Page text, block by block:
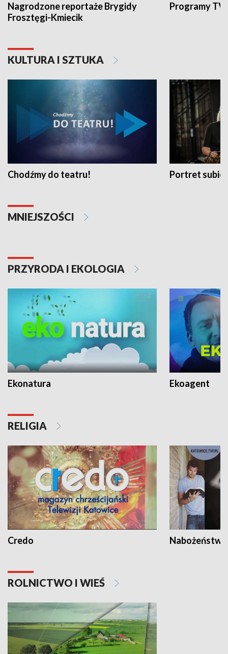
Nagrodzone reportaże Brygidy
Frosztęgi-Kmiecik
Programy
KULTURA I SZTUKA
Chodźmy do teatru! Portret
MNIEJSZOŚCI
PRZYRODA I EKOLOGIA
Ekonatura Ekoagent
RELIGIA
Credo
ROLNICTWO I WIEŚ